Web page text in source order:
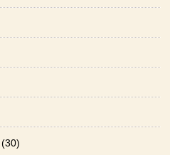
(30)